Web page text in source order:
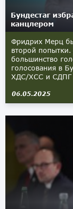
Бундестаг
канцлером
Фридрих Мерц
второй
большинство
голосования в
ХДС/ХСС и
06.05.2025